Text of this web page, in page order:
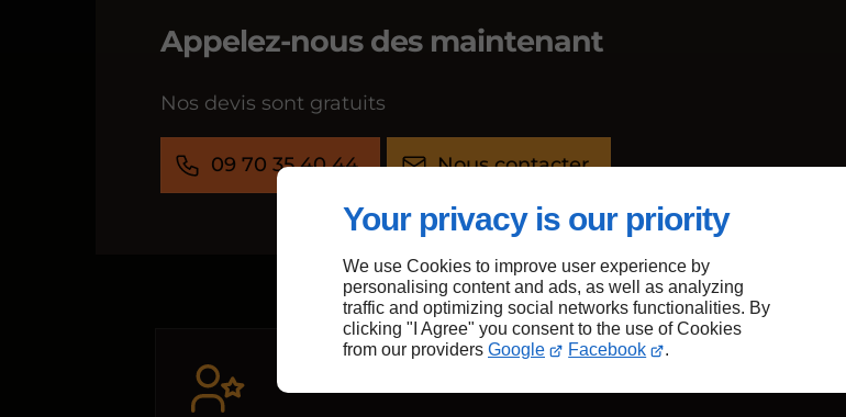
Your privacy is our priority
We use Cookies to improve user experience by
personalising content and ads, as well as analyzing
traffic and optimizing social networks functionalities. By
clicking "I Agree" you consent to the use of Cookies
from our providers Google Facebook .
Appelez-nous des maintenant
Nos devis sont gratuits
09 70 35 40 44 Nous contacter